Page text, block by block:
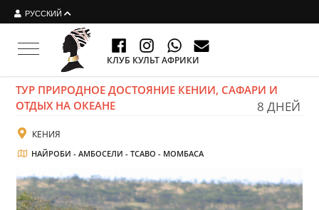
РУССКИЙ
Toggle navigation
КЛУБ КУЛЬТ АФРИКИ
ТУР ПРИРОДНОЕ ДОСТОЯНИЕ КЕНИИ, САФАРИ И
ОТДЫХ НА ОКЕАНЕ
8 ДНЕЙ
КЕНИЯ
НАЙРОБИ - АМБОСЕЛИ - ТСАВО - МОМБАСА